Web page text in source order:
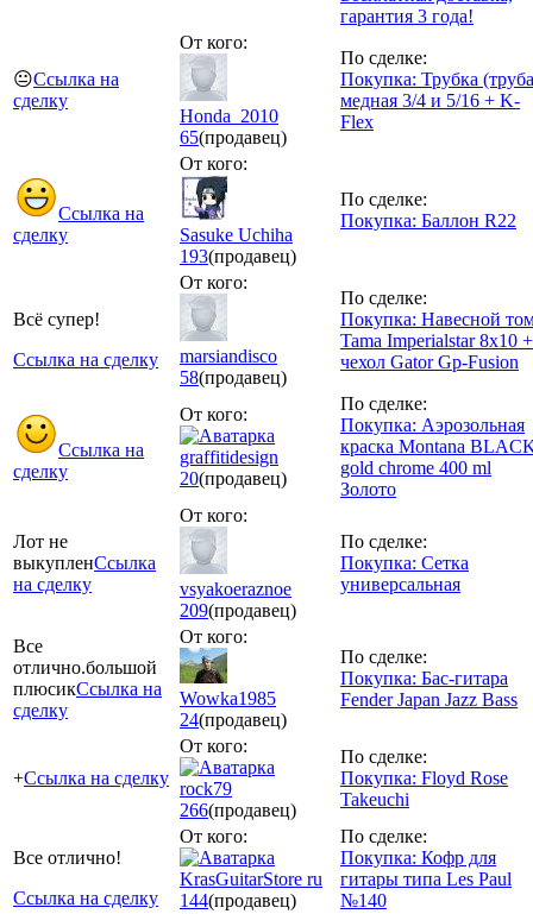
гарантия 3 года!
😐Ссылка на
сделку
От кого:
Honda_2010
65(продавец)
По сделке:
Покупка: Трубка
медная 3/4 и 5/16 + K-
Flex
Ссылка на
сделку
От кого:
Sasuke Uchiha
193(продавец)
По сделке:
Покупка: Баллон R22
Всё супер!
Ссылка на сделку
От кого:
marsiandisco
58(продавец)
По сделке:
Покупка: Навесной
Tama Imperialstar 8x10 +
чехол Gator Gp-Fusion
Ссылка на
сделку
От кого:
graffitidesign
20(продавец)
По сделке:
Покупка: Аэрозольная
краска Montana
gold chrome 400 ml
Золото
Лот не
выкупленСсылка
на сделку
От кого:
vsyakoeraznoe
209(продавец)
По сделке:
Покупка: Сетка
универсальная
Все
отлично.большой
плюсикСсылка на
сделку
От кого:
Wowka1985
24(продавец)
По сделке:
Покупка: Бас-гитара
Fender Japan Jazz Bass
+Ссылка на сделку
От кого:
rock79
266(продавец)
По сделке:
Покупка: Floyd Rose
Takeuchi
Все отлично!
Ссылка на сделку
От кого:
KrasGuitarStore ru
144(продавец)
По сделке:
Покупка: Кофр для
гитары типа Les Paul
№140